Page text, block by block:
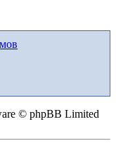
© phpBB Limited